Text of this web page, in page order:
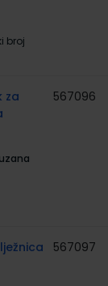
broj
za
567096
567097